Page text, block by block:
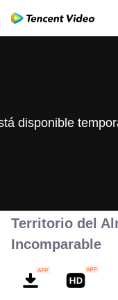
disponible
Territorio del
Incomparable